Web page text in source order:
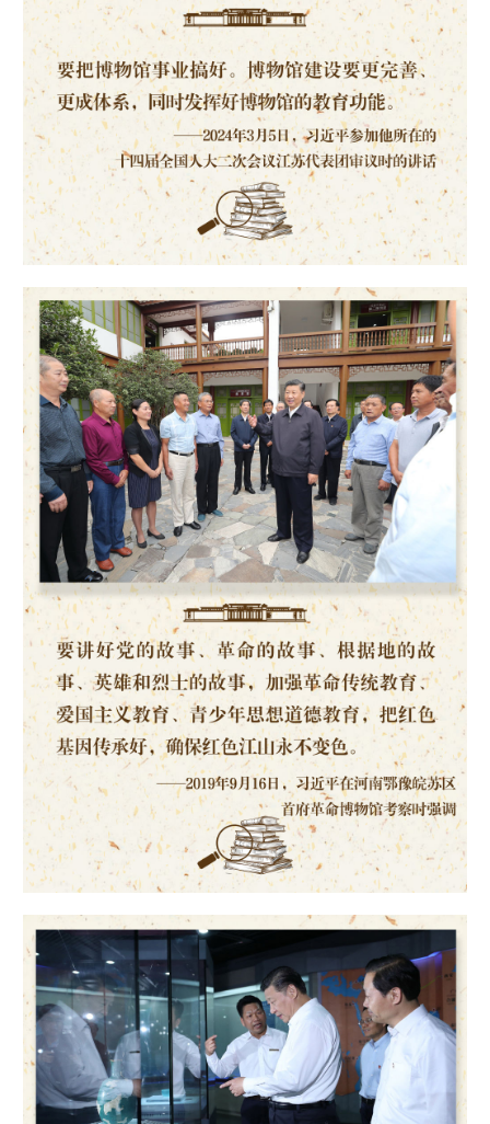
河南 湖北 湖南
广东 广西 海南 重庆
贵州 云南 西藏
陕西 甘肃 青海 宁夏
新疆 内蒙古 黑龙江
多语种频道
English Español Français عربى
Русский язык 日本語 한국어
Deutsch Português